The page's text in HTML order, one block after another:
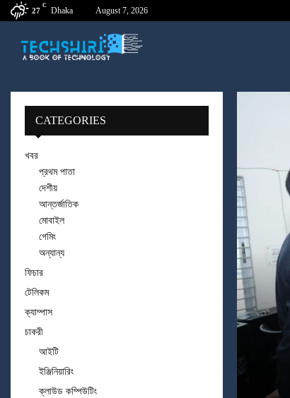
27
C
Dhaka August 7, 2026
CATEGORIES
খবর
প্রথম পাতা
দেশীয়
আন্তর্জাতিক
মোবাইল
গেমিং
অন্যান্য
ফিচার
টেলিকম
ক্যাম্পাস
চাকরী
আইটি
ইঞ্জিনিয়ারিং
ক্লাউড কম্পিউটিং